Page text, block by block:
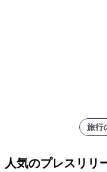
旅行
人気のプレスリリ